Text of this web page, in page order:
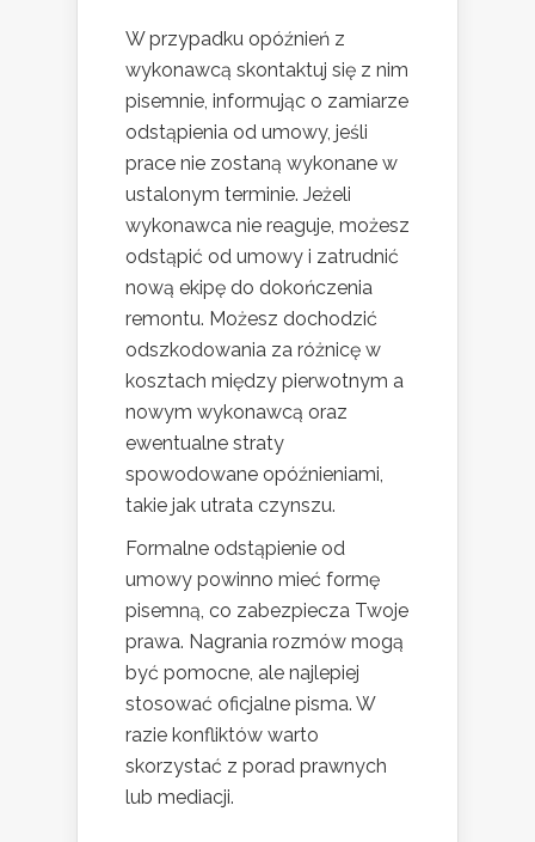
W przypadku opóźnień z
wykonawcą skontaktuj się z nim
pisemnie, informując o zamiarze
odstąpienia od umowy, jeśli
prace nie zostaną wykonane w
ustalonym terminie. Jeżeli
wykonawca nie reaguje, możesz
odstąpić od umowy i zatrudnić
nową ekipę do dokończenia
remontu. Możesz dochodzić
odszkodowania za różnicę w
kosztach między pierwotnym a
nowym wykonawcą oraz
ewentualne straty
spowodowane opóźnieniami,
takie jak utrata czynszu.
Formalne odstąpienie od
umowy powinno mieć formę
pisemną, co zabezpiecza Twoje
prawa. Nagrania rozmów mogą
być pomocne, ale najlepiej
stosować oficjalne pisma. W
razie konfliktów warto
skorzystać z porad prawnych
lub mediacji.